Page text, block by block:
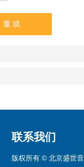
联系我们
版权所有 © 北京盛世